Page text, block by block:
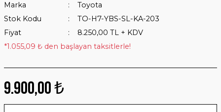
Marka
Toyota
Stok Kodu
TO-H7-YBS-SL-KA-203
Fiyat
8.250,00 TL + KDV
*1.055,09 ₺ den başlayan taksitlerle!
9.900,00 ₺